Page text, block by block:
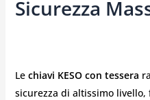
Sicurezza
Le chiavi KESO con tessera
sicurezza di altissimo